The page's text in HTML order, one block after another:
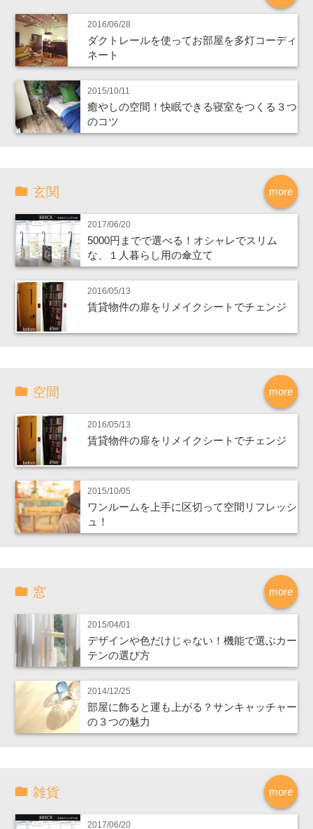
2016/06/28
ダクトレールを使ってお部屋を多灯コーディ
ネート
2015/10/11
癒やしの空間！快眠できる寝室をつくる３つ
のコツ
more
玄関
2017/06/20
5000円までで選べる！オシャレでスリム
な、１人暮らし用の傘立て
2016/05/13
賃貸物件の扉をリメイクシートでチェンジ
more
空間
2016/05/13
賃貸物件の扉をリメイクシートでチェンジ
2015/10/05
ワンルームを上手に区切って空間リフレッシ
ュ！
more
窓
2015/04/01
デザインや色だけじゃない！機能で選ぶカー
テンの選び方
2014/12/25
部屋に飾ると運も上がる？サンキャッチャー
の３つの魅力
more
雑貨
2017/06/20